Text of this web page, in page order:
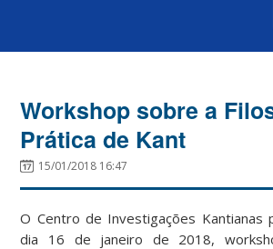
Workshop sobre a
Prática de Kant
15/01/2018 16:47
O Centro de Investigações Kantianas
dia 16 de janeiro de 2018,